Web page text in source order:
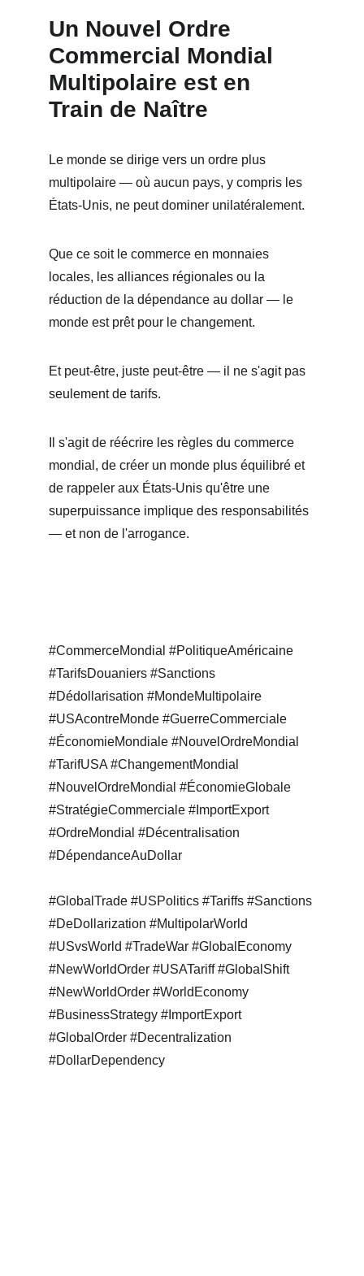
Un Nouvel Ordre
Commercial Mondial
Multipolaire est en
Train de Naître
Le monde se dirige vers un ordre plus
multipolaire — où aucun pays, y compris les
États-Unis, ne peut dominer unilatéralement.
Que ce soit le commerce en monnaies
locales, les alliances régionales ou la
réduction de la dépendance au dollar — le
monde est prêt pour le changement.
Et peut-être, juste peut-être — il ne s'agit pas
seulement de tarifs.
Il s'agit de réécrire les règles du commerce
mondial, de créer un monde plus équilibré et
de rappeler aux États-Unis qu'être une
superpuissance implique des responsabilités
— et non de l'arrogance.
#CommerceMondial #PolitiqueAméricaine
#TarifsDouaniers #Sanctions
#Dédollarisation #MondeMultipolaire
#USAcontreMonde #GuerreCommerciale
#ÉconomieMondiale #NouvelOrdreMondial
#TarifUSA #ChangementMondial
#NouvelOrdreMondial #ÉconomieGlobale
#StratégieCommerciale #ImportExport
#OrdreMondial #Décentralisation
#DépendanceAuDollar
#GlobalTrade #USPolitics #Tariffs #Sanctions
#DeDollarization #MultipolarWorld
#USvsWorld #TradeWar #GlobalEconomy
#NewWorldOrder #USATariff #GlobalShift
#NewWorldOrder #WorldEconomy
#BusinessStrategy #ImportExport
#GlobalOrder #Decentralization
#DollarDependency